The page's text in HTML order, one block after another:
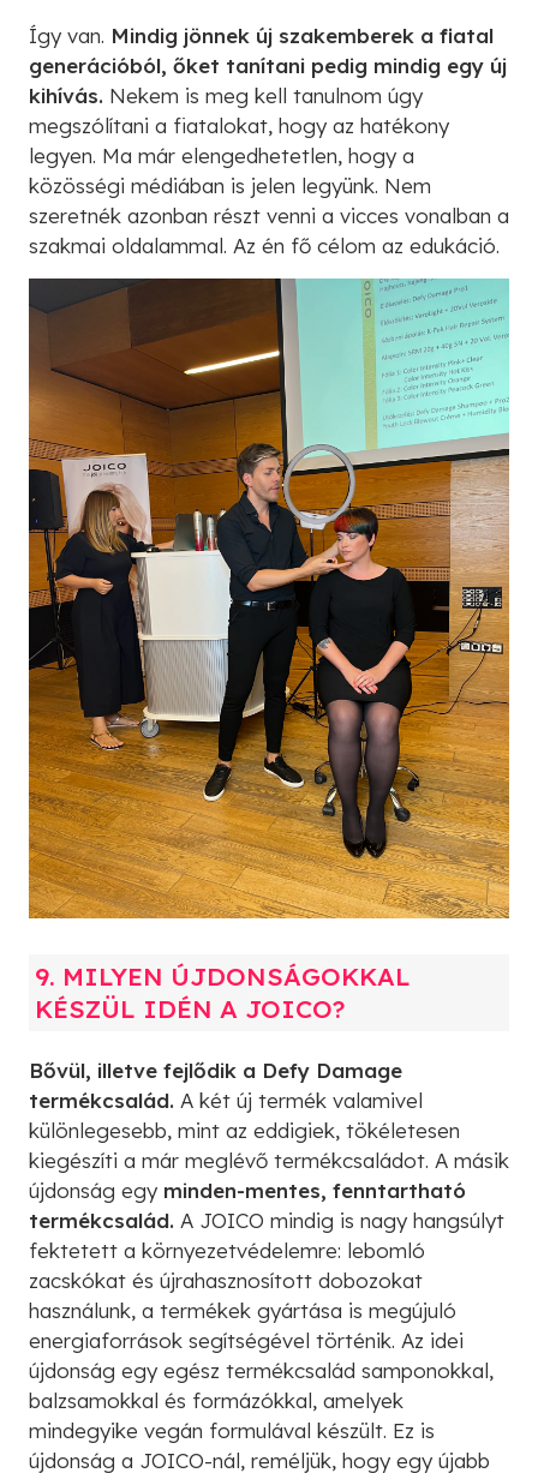
Így van. Mindig jönnek új szakemberek a fiatal
generációból, őket tanítani pedig mindig egy új
kihívás. Nekem is meg kell tanulnom úgy
megszólítani a fiatalokat, hogy az hatékony
legyen. Ma már elengedhetetlen, hogy a
közösségi médiában is jelen legyünk. Nem
szeretnék azonban részt venni a vicces vonalban a
szakmai oldalammal. Az én fő célom az edukáció.
9. MILYEN ÚJDONSÁGOKKAL
KÉSZÜL IDÉN A JOICO?
Bővül, illetve fejlődik a Defy Damage
termékcsalád. A két új termék valamivel
különlegesebb, mint az eddigiek, tökéletesen
kiegészíti a már meglévő termékcsaládot. A másik
újdonság egy minden-mentes, fenntartható
termékcsalád. A JOICO mindig is nagy hangsúlyt
fektetett a környezetvédelemre: lebomló
zacskókat és újrahasznosított dobozokat
használunk, a termékek gyártása is megújuló
energiaforrások segítségével történik. Az idei
újdonság egy egész termékcsalád samponokkal,
balzsamokkal és formázókkal, amelyek
mindegyike vegán formulával készült. Ez is
újdonság a JOICO-nál, reméljük, hogy egy újabb